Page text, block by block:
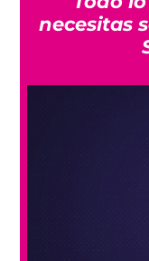
necesitas